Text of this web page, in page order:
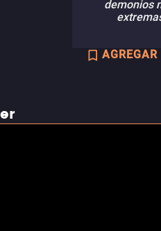
demonios